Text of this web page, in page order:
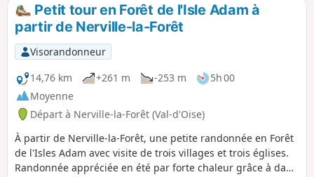
Petit tour en Forêt de l'Isle Adam à
partir de Nerville-la-Forêt
Visorandonneur
14,76 km
+261 m -253 m
5h 00
Moyenne
Départ à Nerville-la-Forêt (Val-d'Oise)
À partir de Nerville-la-Forêt, une petite randonnée en Forêt
de l'Isles Adam avec visite de trois villages et trois églises.
Randonnée appréciée en été par forte chaleur grâce à dans